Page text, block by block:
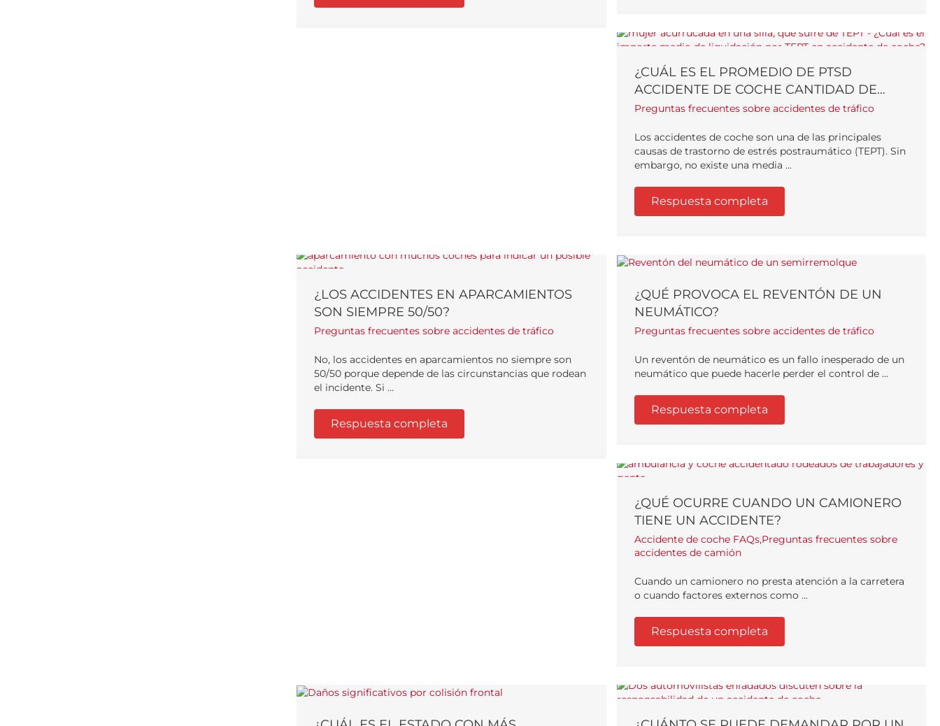
¿CUÁL ES EL PROMEDIO DE PTSD
ACCIDENTE DE COCHE CANTIDAD DE
LIQUIDACIÓN?
Preguntas frecuentes sobre accidentes de tráfico
Los accidentes de coche son una de las principales
causas de trastorno de estrés postraumático (TEPT). Sin
embargo, no existe una media ...
Respuesta completa
¿LOS ACCIDENTES EN APARCAMIENTOS
SON SIEMPRE 50/50?
Preguntas frecuentes sobre accidentes de tráfico
No, los accidentes en aparcamientos no siempre son
50/50 porque depende de las circunstancias que rodean
el incidente. Si ...
Respuesta completa
¿QUÉ PROVOCA EL REVENTÓN DE UN
NEUMÁTICO?
Preguntas frecuentes sobre accidentes de tráfico
Un reventón de neumático es un fallo inesperado de un
neumático que puede hacerle perder el control de ...
Respuesta completa
¿QUÉ OCURRE CUANDO UN CAMIONERO
TIENE UN ACCIDENTE?
Accidente de coche FAQs,Preguntas frecuentes sobre
accidentes de camión
Cuando un camionero no presta atención a la carretera
o cuando factores externos como ...
Respuesta completa